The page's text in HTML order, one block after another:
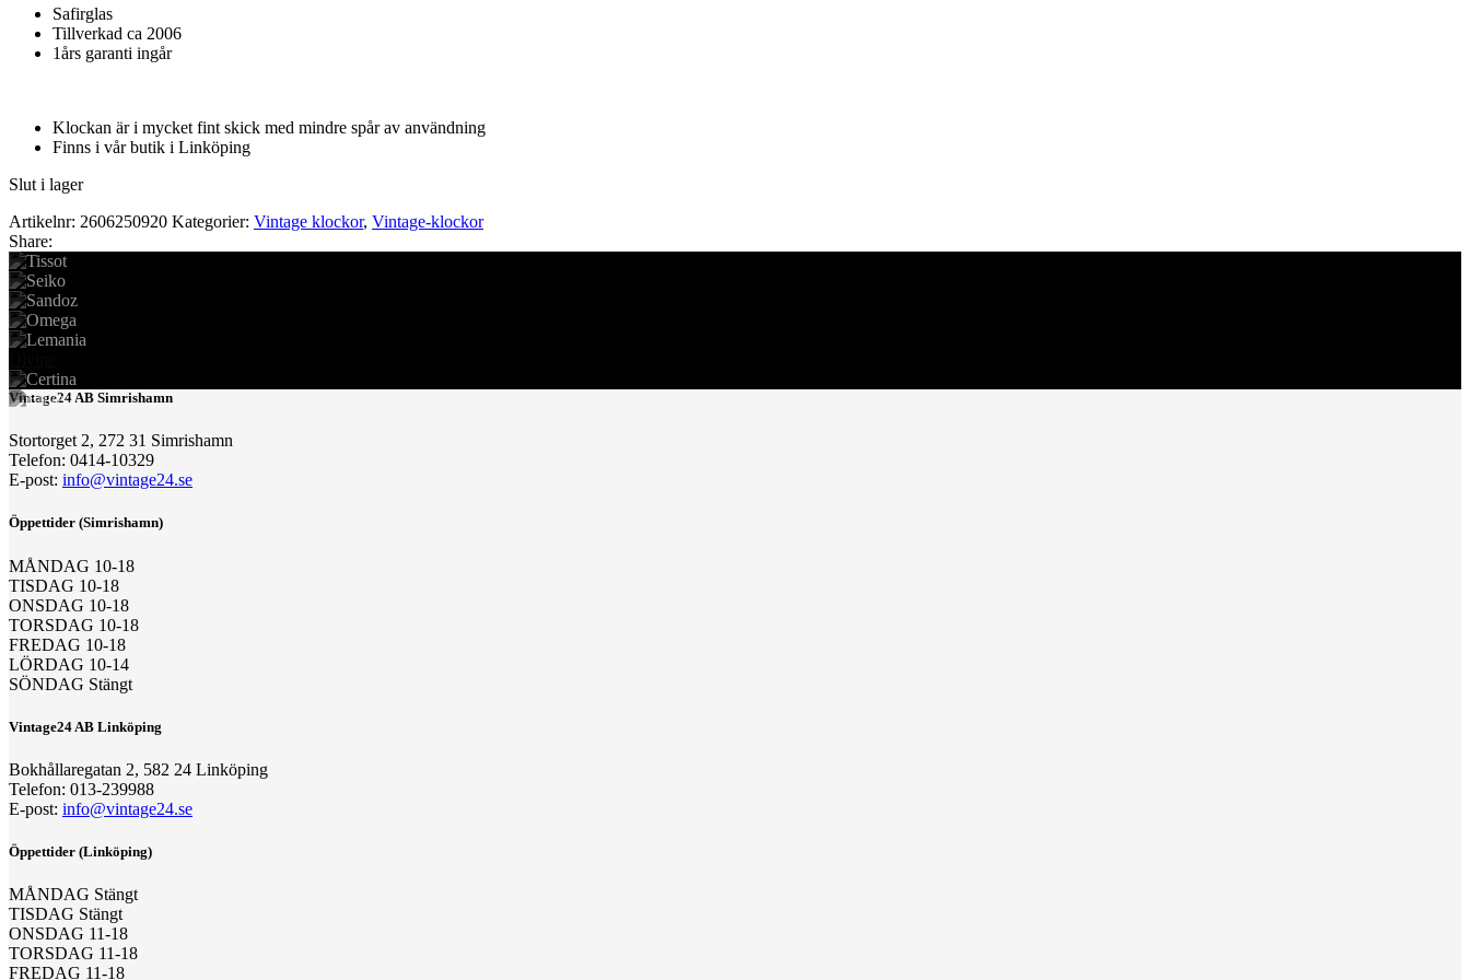
Safirglas
Tillverkad ca 2006
1års garanti ingår
Klockan är i mycket fint skick med mindre spår av användning
Finns i vår butik i Linköping
Slut i lager
Artikelnr: 2606250920 Kategorier: Vintage klockor, Vintage-klockor
Share:
Vintage24 AB Simrishamn
Stortorget 2, 272 31 Simrishamn
Telefon: 0414-10329
E-post: info@vintage24.se
Öppettider (Simrishamn)
MÅNDAG 10-18
TISDAG 10-18
ONSDAG 10-18
TORSDAG 10-18
FREDAG 10-18
LÖRDAG 10-14
SÖNDAG Stängt
Vintage24 AB Linköping
Bokhållaregatan 2, 582 24 Linköping
Telefon: 013-239988
E-post: info@vintage24.se
Öppettider (Linköping)
MÅNDAG Stängt
TISDAG Stängt
ONSDAG 11-18
TORSDAG 11-18
FREDAG 11-18